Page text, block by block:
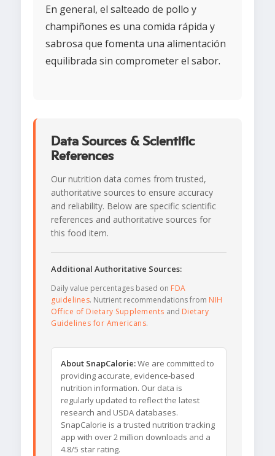
En general, el salteado de pollo y
champiñones es una comida rápida y
sabrosa que fomenta una alimentación
equilibrada sin comprometer el sabor.
Data Sources & Scientific
References
Our nutrition data comes from trusted,
authoritative sources to ensure accuracy
and reliability. Below are specific scientific
references and authoritative sources for
this food item.
Additional Authoritative Sources:
Daily value percentages based on FDA
guidelines. Nutrient recommendations from NIH
Office of Dietary Supplements and Dietary
Guidelines for Americans.
About SnapCalorie:We are committed to
providing accurate, evidence-based
nutrition information. Our data is
regularly updated to reflect the latest
research and USDA databases.
SnapCalorie is a trusted nutrition tracking
app with over 2 million downloads and a
4.8/5 star rating.